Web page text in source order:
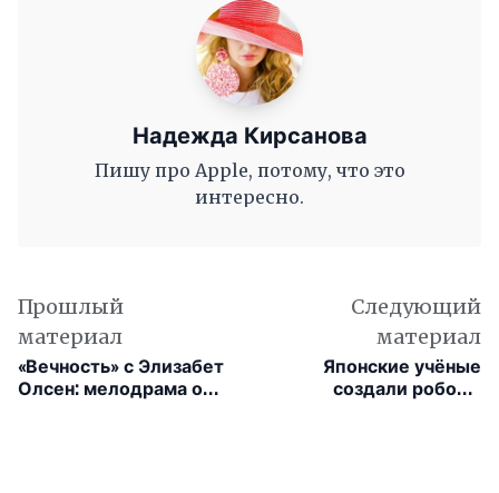
Надежда Кирсанова
Пишу про Apple, потому, что это
интересно.
Прошлый
материал
«Вечность» с Элизабет
Олсен: мелодрама о
Следующий
материал
Японские учёные
создали робота,